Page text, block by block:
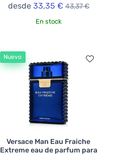
desde 33,35 € 43,37 €
En stock
Nuevo
Versace Man Eau Fraiche
Extreme eau de parfum para